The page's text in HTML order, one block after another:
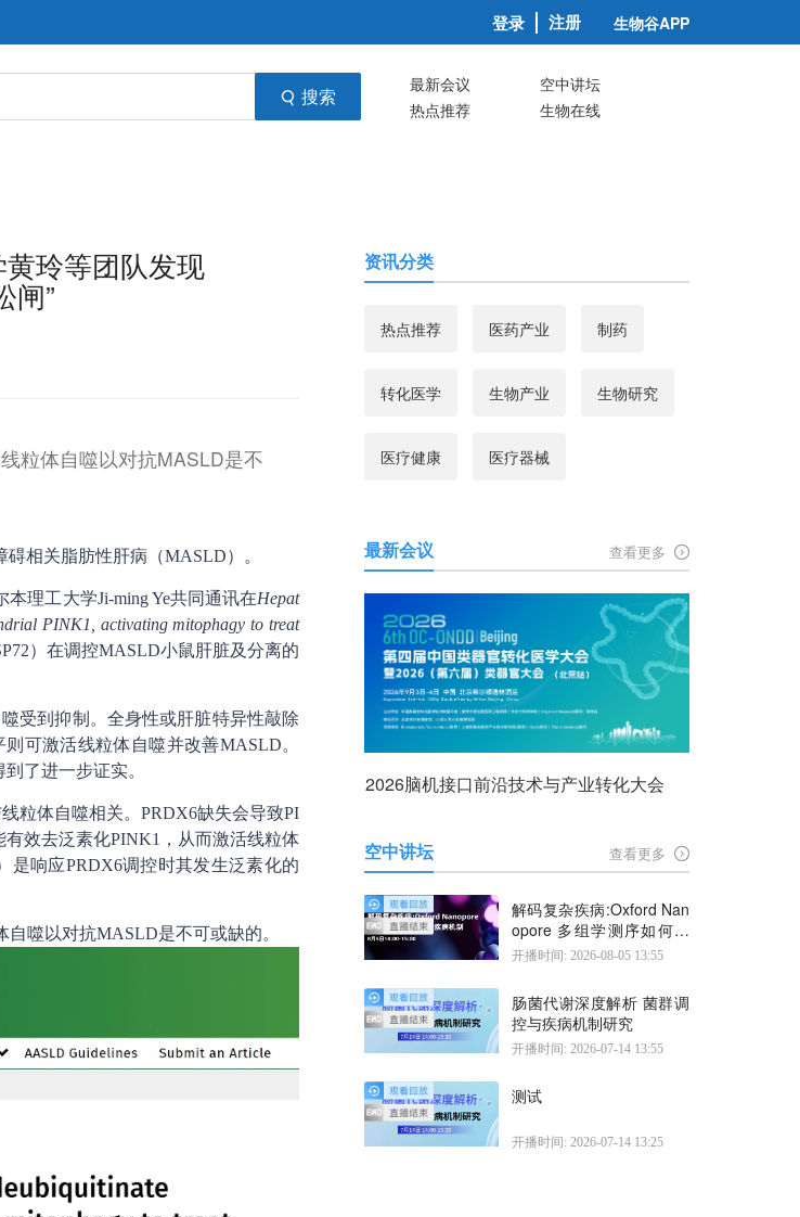
登录 注册 生物谷APP
搜索 最新会议
空中讲坛
热点推荐
生物在线
黄玲等团队发现
闸”
粒体自噬以对抗MASLD是不
相关脂肪性肝病（MASLD）。
本理工大学Ji-ming Ye共同通讯在Hepat
PINK1, activating mitophagy to treat
）在调控MASLD小鼠肝脏及分离的
受到抑制。全身性或肝脏特异性敲除
可激活线粒体自噬并改善MASLD。
了进一步证实。
粒体自噬相关。PRDX6缺失会导致PI
效去泛素化PINK1，从而激活线粒体
是响应PRDX6调控时其发生泛素化的
噬以对抗MASLD是不可或缺的。
资讯分类
热点推荐 医药产业 制药
转化医学 生物产业 生物研究
医疗健康 医疗器械
最新会议 查看更多
2026脑机接口前沿技术与产业转化大会
空中讲坛 查看更多
解码复杂疾病:Oxford Nan
opore 多组学测序如何揭
示疾病机制
开播时间: 2026-08-05 13:55
肠菌代谢深度解析 菌群调
控与疾病机制研究
开播时间: 2026-07-14 13:55
测试
开播时间: 2026-07-14 13:25